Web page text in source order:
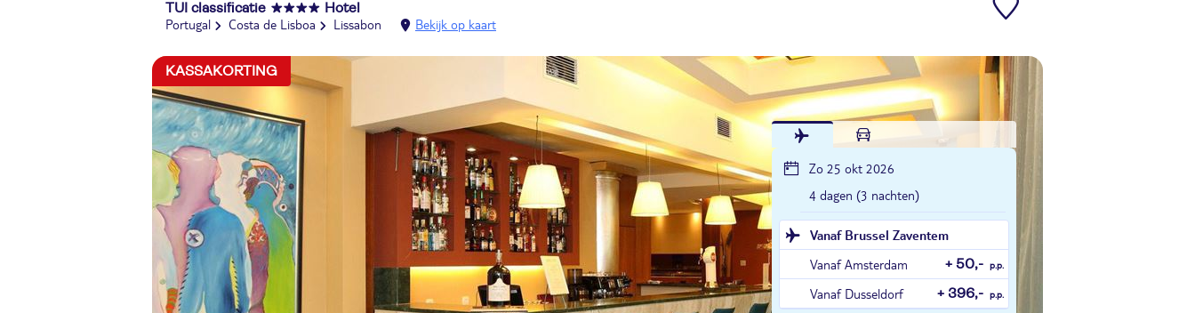
TUI classificatie Hotel
Portugal Costa de Lisboa Lissabon Bekijk op kaart
KASSAKORTING
Zo 25 okt 2026
4 dagen (3 nachten)
Vanaf Brussel Zaventem
Vanaf Amsterdam
+ 50,- p.p.
Vanaf Dusseldorf + 396,- p.p.